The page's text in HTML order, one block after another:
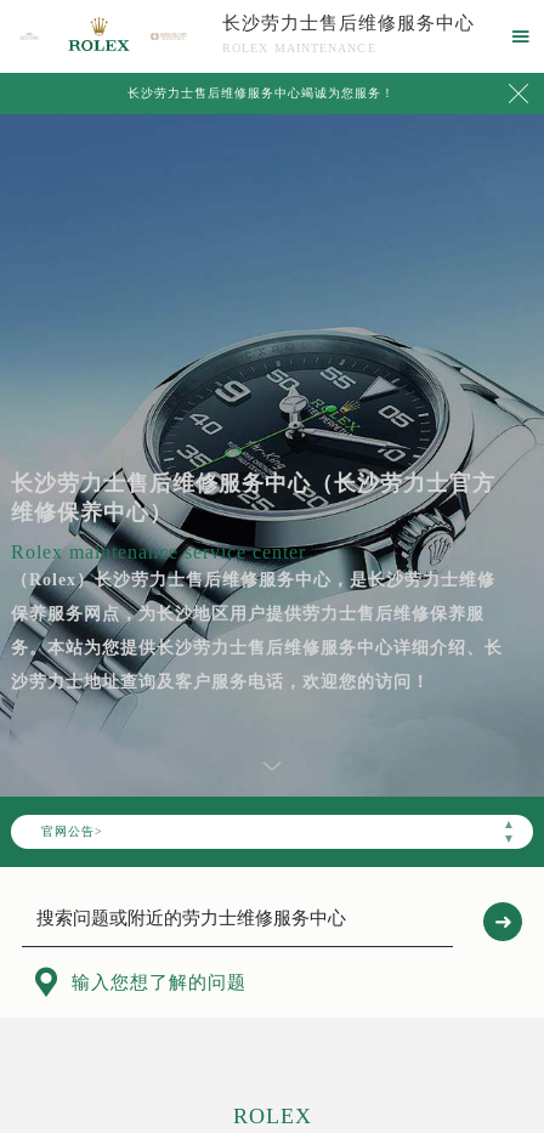
长沙劳力士售后维修服务中心
ROLEX MAINTENANCE

长沙劳力士售后维修服务中心竭诚为您服务！ 
长沙劳力士售后维修服务中心（长沙劳力士官方
维修保养中心）
Rolex maintenance service center
（Rolex）长沙劳力士售后维修服务中心，是长沙劳力士维修
保养服务网点，为长沙地区用户提供劳力士售后维修保养服
务。本站为您提供长沙劳力士售后维修服务中心详细介绍、长
沙劳力士地址查询及客户服务电话，欢迎您的访问！
官网公告>
▲
▼
 输入您想了解的问题
ROLEX